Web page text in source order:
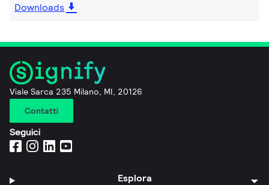
Downloads
Viale Sarca 235 Milano, MI, 20126
Contatti
Seguici
Esplora